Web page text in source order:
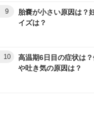
9
胎嚢が小さい原因は？
イズは？
10
高温期6日目の症状は
や吐き気の原因は？